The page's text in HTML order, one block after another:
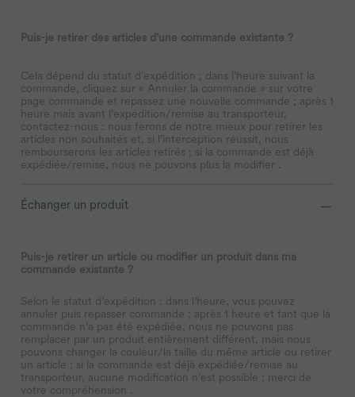
Puis-je retirer des articles d’une commande existante ?
Cela dépend du statut d’expédition ; dans l’heure suivant la
commande, cliquez sur « Annuler la commande » sur votre
page commande et repassez une nouvelle commande ; après 1
heure mais avant l’expédition/remise au transporteur,
contactez-nous : nous ferons de notre mieux pour retirer les
articles non souhaités et, si l’interception réussit, nous
rembourserons les articles retirés ; si la commande est déjà
expédiée/remise, nous ne pouvons plus la modifier .
Échanger un produit
Puis-je retirer un article ou modifier un produit dans ma
commande existante ?
Selon le statut d’expédition : dans l’heure, vous pouvez
annuler puis repasser commande ; après 1 heure et tant que la
commande n’a pas été expédiée, nous ne pouvons pas
remplacer par un produit entièrement différent, mais nous
pouvons changer la couleur/la taille du même article ou retirer
un article ; si la commande est déjà expédiée/remise au
transporteur, aucune modification n’est possible ; merci de
votre compréhension .